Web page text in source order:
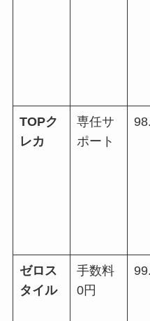
TOPク
レカ
専任サ
ポート
ゼロス
タイル
手数料
0円